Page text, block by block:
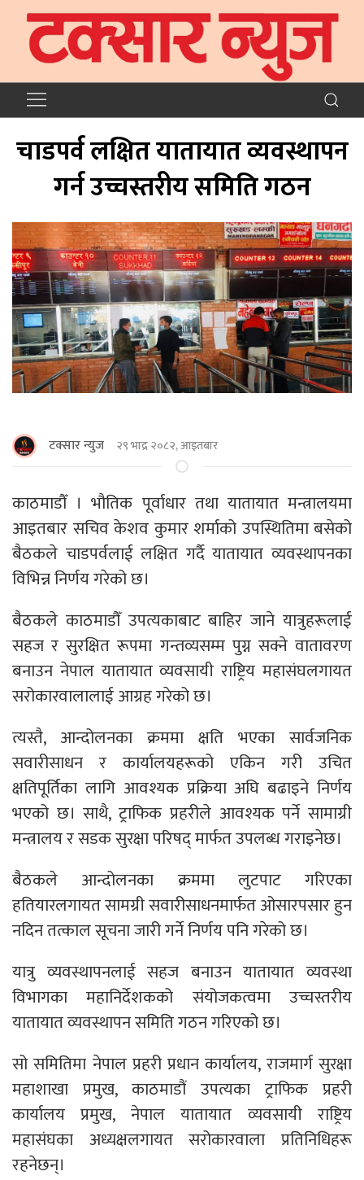
चाडपर्व लक्षित यातायात व्यवस्थापन
गर्न उच्चस्तरीय समिति गठन
टक्सार न्युज २९ भाद्र २०८२, आइतबार
काठमाडौँ । भौतिक पूर्वाधार तथा यातायात मन्त्रालयमा
आइतबार सचिव केशव कुमार शर्माको उपस्थितिमा बसेको
बैठकले चाडपर्वलाई लक्षित गर्दै यातायात व्यवस्थापनका
विभिन्न निर्णय गरेको छ।
बैठकले काठमाडौँ उपत्यकाबाट बाहिर जाने यात्रुहरूलाई
सहज र सुरक्षित रूपमा गन्तव्यसम्म पुग्न सक्ने वातावरण
बनाउन नेपाल यातायात व्यवसायी राष्ट्रिय महासंघलगायत
सरोकारवालालाई आग्रह गरेको छ।
त्यस्तै, आन्दोलनका क्रममा क्षति भएका सार्वजनिक
सवारीसाधन र कार्यालयहरूको एकिन गरी उचित
क्षतिपूर्तिका लागि आवश्यक प्रक्रिया अघि बढाइने निर्णय
भएको छ। साथै, ट्राफिक प्रहरीले आवश्यक पर्ने सामाग्री
मन्त्रालय र सडक सुरक्षा परिषद् मार्फत उपलब्ध गराइनेछ।
बैठकले आन्दोलनका क्रममा लुटपाट गरिएका
हतियारलगायत सामग्री सवारीसाधनमार्फत ओसारपसार हुन
नदिन तत्काल सूचना जारी गर्ने निर्णय पनि गरेको छ।
यात्रु व्यवस्थापनलाई सहज बनाउन यातायात व्यवस्था
विभागका महानिर्देशकको संयोजकत्वमा उच्चस्तरीय
यातायात व्यवस्थापन समिति गठन गरिएको छ।
सो समितिमा नेपाल प्रहरी प्रधान कार्यालय, राजमार्ग सुरक्षा
महाशाखा प्रमुख, काठमाडौं उपत्यका ट्राफिक प्रहरी
कार्यालय प्रमुख, नेपाल यातायात व्यवसायी राष्ट्रिय
महासंघका अध्यक्षलगायत सरोकारवाला प्रतिनिधिहरू
रहनेछन्।